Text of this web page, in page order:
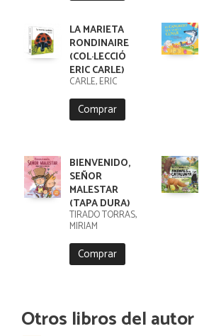
LA MARIETA
RONDINAIRE
(COL·LECCIÓ
ERIC CARLE)
CARLE, ERIC
Comprar
BIENVENIDO,
SEÑOR
MALESTAR
(TAPA DURA)
TIRADO TORRAS,
MIRIAM
Comprar
Otros libros del autor